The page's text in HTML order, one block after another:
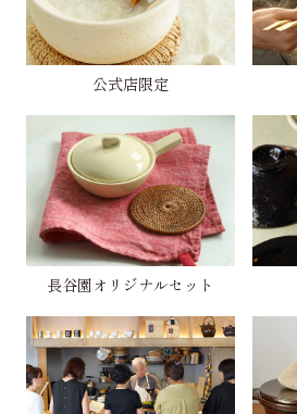
公式店限定
長谷園オリジナルセット